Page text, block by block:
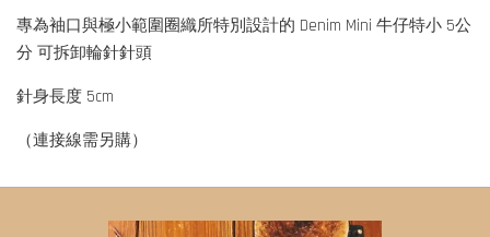
專為袖口與極小範圍圈織所特別設計的 Denim Mini 牛仔特小 5公
分 可拆卸輪針針頭
針身長度 5cm
（連接線需另購）